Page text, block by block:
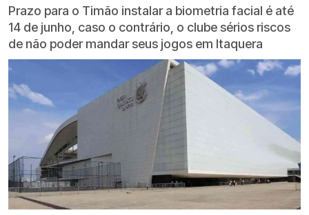
Prazo para o Timão instalar a biometria facial é até
14 de junho, caso o contrário, o clube sérios riscos
de não poder mandar seus jogos em Itaquera